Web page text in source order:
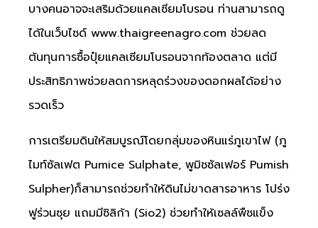
บางคนอาจจะเสริมด้วยแคลเซียมโบรอน ท่านสามารถดู
ได้ในเว็บไซด์ www.thaigreenagro.com ช่วยลด
ต้นทุนการซื้อปุ๋ยแคลเซียมโบรอนจากท้องตลาด แต่มี
ประสิทธิภาพช่วยลดการหลุดร่วงของดอกผลได้อย่าง
รวดเร็ว
การเตรียมดินให้สมบูรณ์โดยกลุ่มของหินแร่ภูเขาไฟ (ภู
ไมท์ซัลเฟต Pumice Sulphate, พูมิชซัลเฟอร์ Pumish
Sulpher)ก็สามารถช่วยทำให้ดินไม่ขาดสารอาหาร โปร่ง
ฟูร่วนซุย แถมมีซิลิก้า (Sio2) ช่วยทำให้เซลล์พืชแข็ง